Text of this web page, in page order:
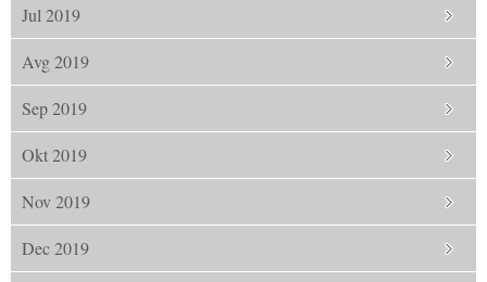
Jul 2019
Avg 2019
Sep 2019
Okt 2019
Nov 2019
Dec 2019